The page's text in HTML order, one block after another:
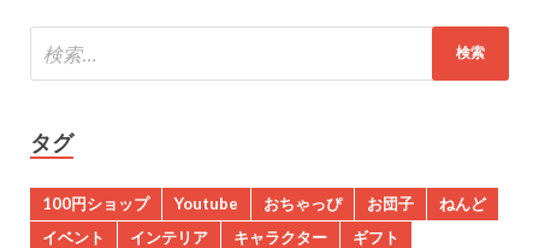
タグ
100円ショップ Youtube おちゃっぴ お団子
ねんど
イベント
インテリア キャラクター
ギフト